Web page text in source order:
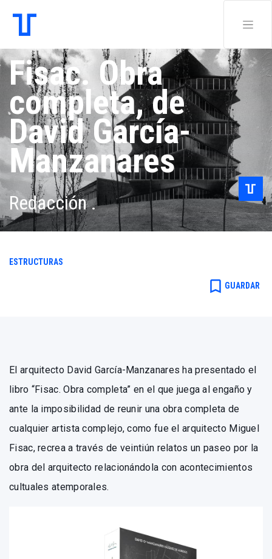
Fisac. Obra
completa, de
David García-
Manzanares
Redacción .
ESTRUCTURAS
bookmark_border GUARDAR
El arquitecto David García-Manzanares ha presentado el
libro “Fisac. Obra completa” en el que juega al engaño y
ante la imposibilidad de reunir una obra completa de
cualquier artista complejo, como fue el arquitecto Miguel
Fisac, recrea a través de veintiún relatos un paseo por la
obra del arquitecto relacionándola con acontecimientos
cultuales atemporales.